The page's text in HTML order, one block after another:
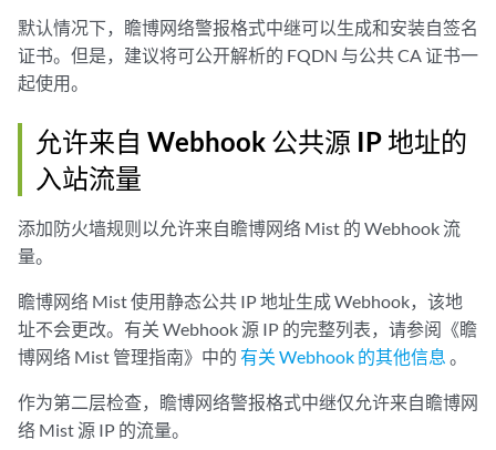
默认情况下，瞻博网络警报格式中继可以生成和安装自签名
证书。但是，建议将可公开解析的 FQDN 与公共 CA 证书一
起使用。
允许来自 Webhook 公共源 IP 地址的
入站流量
添加防火墙规则以允许来自瞻博网络 Mist 的 Webhook 流
量。
瞻博网络 Mist 使用静态公共 IP 地址生成 Webhook，该地
址不会更改。有关 Webhook 源 IP 的完整列表，请参阅《瞻
博网络 Mist 管理指南》中的 有关 Webhook 的其他信息 。
作为第二层检查，瞻博网络警报格式中继仅允许来自瞻博网
络 Mist 源 IP 的流量。